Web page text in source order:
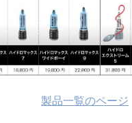
製品一覧のページ